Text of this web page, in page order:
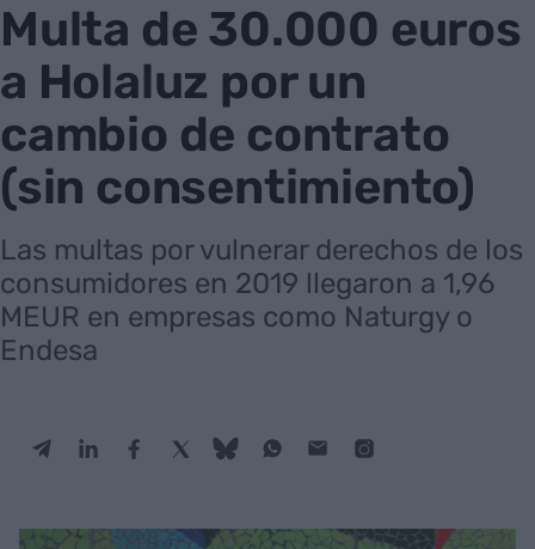
Multa de 30.000 euros
a Holaluz por un
cambio de contrato
(sin consentimiento)
Las multas por vulnerar derechos de los
consumidores en 2019 llegaron a 1,96
MEUR en empresas como Naturgy o
Endesa